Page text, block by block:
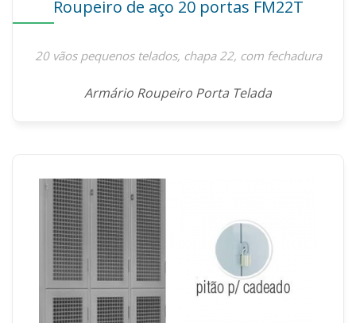
Roupeiro de aço 20 portas FM22T
20 vãos pequenos telados, chapa 22, com fechadura
Armário Roupeiro Porta Telada